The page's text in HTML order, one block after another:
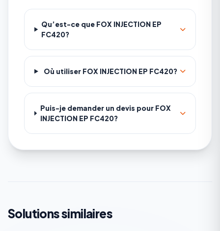
Qu’est-ce que FOX INJECTION EP
FC420?
Où utiliser FOX INJECTION EP FC420?
Puis-je demander un devis pour FOX
INJECTION EP FC420?
Solutions similaires